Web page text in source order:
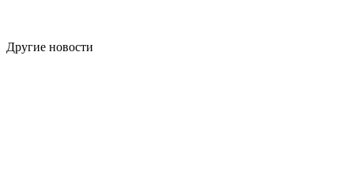
Другие новости